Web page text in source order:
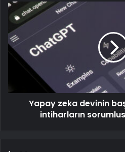
Yapay zeka devinin
intiharların